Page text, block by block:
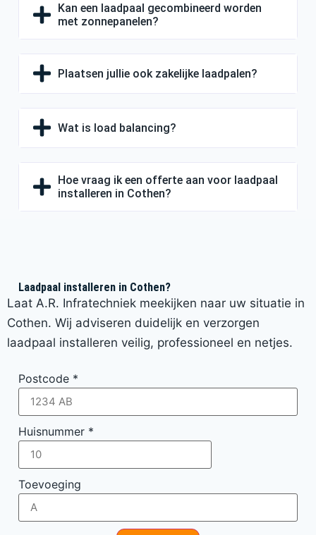
Kan een laadpaal gecombineerd worden
met zonnepanelen?
Plaatsen jullie ook zakelijke laadpalen?
Wat is load balancing?
Hoe vraag ik een offerte aan voor laadpaal
installeren in Cothen?
Laadpaal installeren in Cothen?
Laat A.R. Infratechniek meekijken naar uw situatie in
Cothen. Wij adviseren duidelijk en verzorgen
laadpaal installeren veilig, professioneel en netjes.
Postcode *
Huisnummer *
Toevoeging